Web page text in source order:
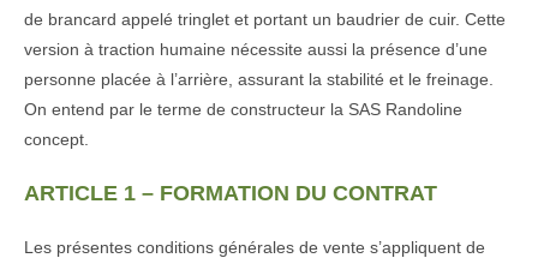
de brancard appelé tringlet et portant un baudrier de cuir. Cette
version à traction humaine nécessite aussi la présence d’une
personne placée à l’arrière, assurant la stabilité et le freinage.
On entend par le terme de constructeur la SAS Randoline
concept.
ARTICLE 1 – FORMATION DU CONTRAT
Les présentes conditions générales de vente s’appliquent de